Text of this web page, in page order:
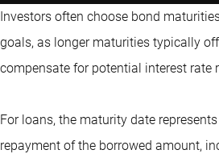
Investors often choose bond
goals, as longer maturities typically
compensate for potential interest rate
For loans, the maturity date
repayment of the borrowed amount,